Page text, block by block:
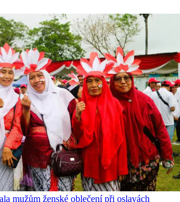
mužům ženské oblečení při oslavách